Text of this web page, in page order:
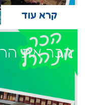
קרא עוד
הכר את